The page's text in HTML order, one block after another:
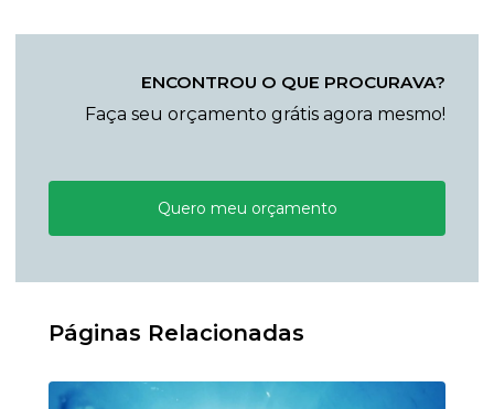
ENCONTROU O QUE PROCURAVA?
Faça seu orçamento grátis agora mesmo!
Quero meu orçamento
Páginas Relacionadas